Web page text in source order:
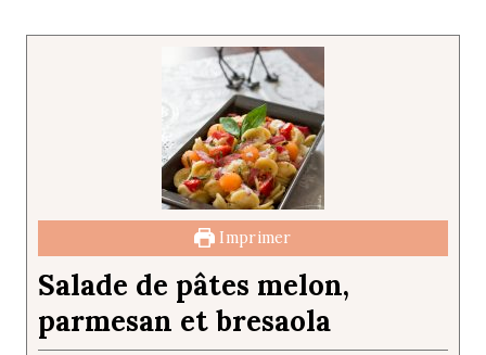
Imprimer
Salade de pâtes melon,
parmesan et bresaola